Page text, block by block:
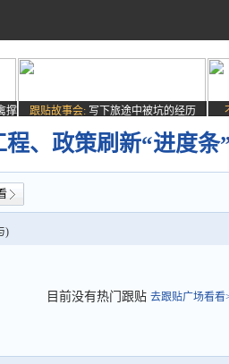
撑
跟贴故事会: 写下旅途中被坑的经历
程、政策刷新“进度
)
目前没有热门跟贴 去跟贴广场看看